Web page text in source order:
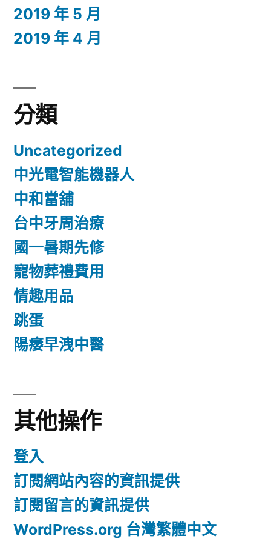
2019 年 5 月
2019 年 4 月
分類
Uncategorized
中光電智能機器人
中和當舖
台中牙周治療
國一暑期先修
寵物葬禮費用
情趣用品
跳蛋
陽痿早洩中醫
其他操作
登入
訂閱網站內容的資訊提供
訂閱留言的資訊提供
WordPress.org 台灣繁體中文